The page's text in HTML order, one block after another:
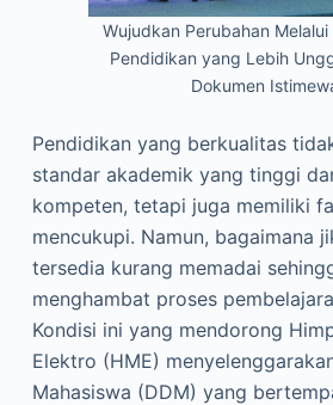
Wujudkan Perubahan Melalui
Pendidikan yang Lebih
Dokumen
Pendidikan yang berkualitas
standar akademik yang tinggi
kompeten, tetapi juga memiliki
mencukupi. Namun, bagaimana
tersedia kurang memadai
menghambat proses
Kondisi ini yang mendorong
Elektro (HME)
Mahasiswa (DDM) yang